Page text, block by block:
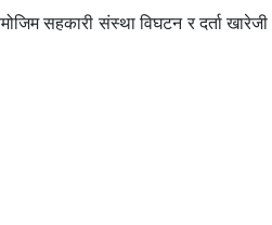
सहकारी संस्था विघटन र दर्ता